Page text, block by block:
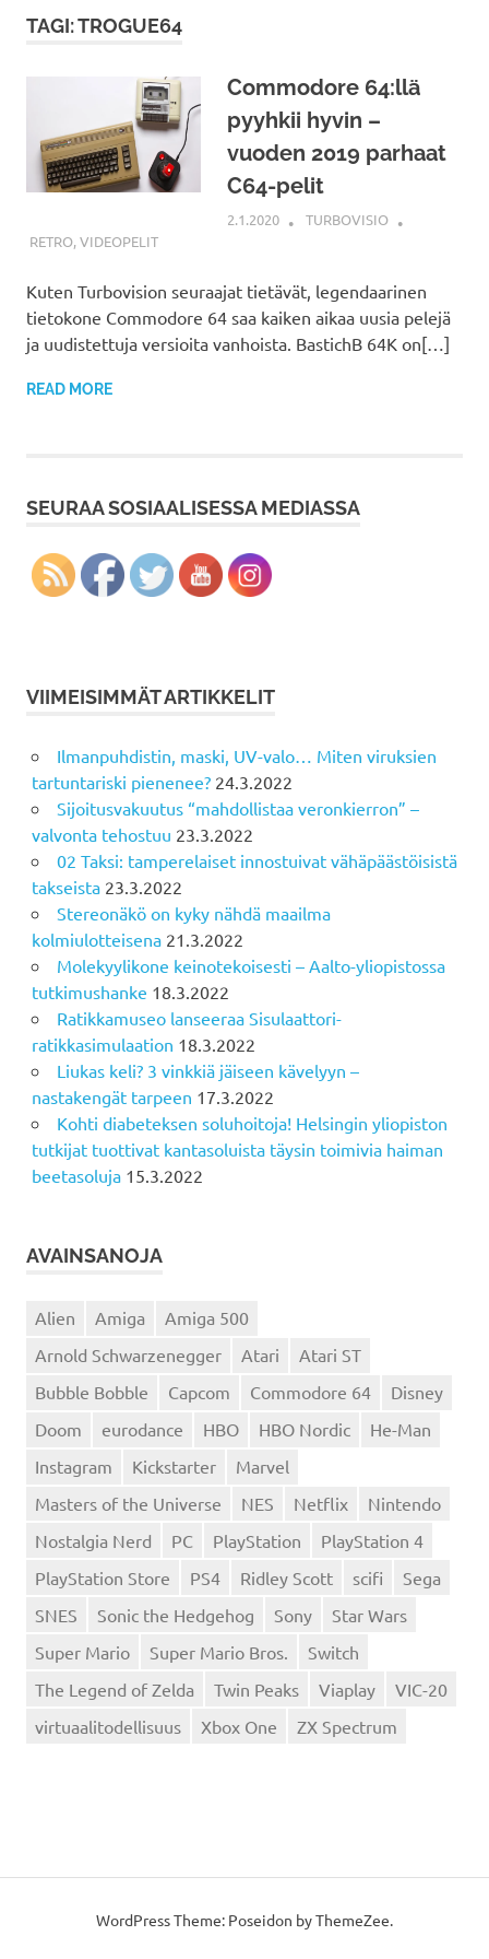
TAGI: TROGUE64
Commodore 64:llä
pyyhkii hyvin –
vuoden 2019 parhaat
C64-pelit
2.1.2020
TURBOVISIO
RETRO,VIDEOPELIT
Kuten Turbovision seuraajat tietävät, legendaarinen
tietokone Commodore 64 saa kaiken aikaa uusia pelejä
ja uudistettuja versioita vanhoista. BastichB 64K on[…]
READ MORE
SEURAA SOSIAALISESSA MEDIASSA
VIIMEISIMMÄT ARTIKKELIT
Ilmanpuhdistin, maski, UV-valo… Miten viruksien
tartuntariski pienenee? 24.3.2022
Sijoitusvakuutus “mahdollistaa veronkierron” –
valvonta tehostuu 23.3.2022
02 Taksi: tamperelaiset innostuivat vähäpäästöisistä
takseista 23.3.2022
Stereonäkö on kyky nähdä maailma
kolmiulotteisena 21.3.2022
Molekyylikone keinotekoisesti – Aalto-yliopistossa
tutkimushanke 18.3.2022
Ratikkamuseo lanseeraa Sisulaattori-
ratikkasimulaation 18.3.2022
Liukas keli? 3 vinkkiä jäiseen kävelyyn –
nastakengät tarpeen 17.3.2022
Kohti diabeteksen soluhoitoja! Helsingin yliopiston
tutkijat tuottivat kantasoluista täysin toimivia haiman
beetasoluja 15.3.2022
AVAINSANOJA
Alien Amiga
Amiga 500
Arnold Schwarzenegger
Atari
Atari ST
Bubble Bobble
Capcom Commodore 64
Disney
Doom
eurodance HBO HBO Nordic
He-Man
Instagram
Kickstarter
Marvel
Masters of the Universe
NES Netflix
Nintendo
Nostalgia Nerd
PC PlayStation
PlayStation 4
PlayStation Store
PS4 Ridley Scott scifi
Sega
SNES
Sonic the Hedgehog Sony
Star Wars
Super Mario
Super Mario Bros.
Switch
The Legend of Zelda
Twin Peaks Viaplay
VIC-20
virtuaalitodellisuus
Xbox One ZX Spectrum
WordPress Theme: Poseidon byThemeZee.